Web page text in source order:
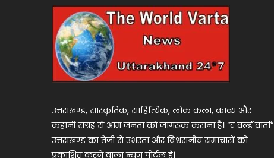
उत्तराखण्ड, सांस्कृतिक, साहित्यिक, लोक कला, काव्य और
कहानी संग्रह से आम जनता को जागरूक कराना है। “द वर्ल्ड वार्ता”
उत्तराखण्ड का तेजी से उभरता और विश्वसनीय समाचारों को
प्रकाशित करने वाला न्यूज पोर्टल है।